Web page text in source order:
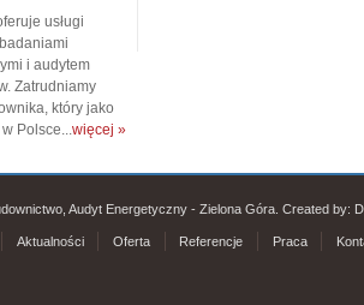
usługi
i audytem
Zatrudniamy
który jako
Polsce...więcej »
Audyt Energetyczny - Zielona Góra. Created by:
Aktualności Oferta Referencje Praca